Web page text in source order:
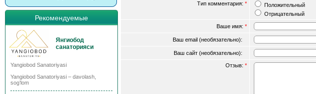
Рекомендуемые
Янгиобод
санаторияси
Yangiobod Sanatoriyasi
Yangiobod Sanatoriyasi – davolash,
sog’lom
Тип комментария: *
Положительный
Отрицательный
Ваше имя: *
Ваш email (необязательно):
Ваш сайт (необязательно):
Отзыв: *